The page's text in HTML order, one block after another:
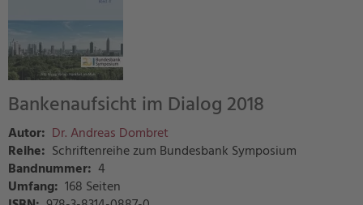
Bankenaufsicht im Dialog 2018
Autor: Dr. Andreas Dombret
Reihe: Schriftenreihe zum Bundesbank Symposium
Bandnummer: 4
Umfang: 168 Seiten